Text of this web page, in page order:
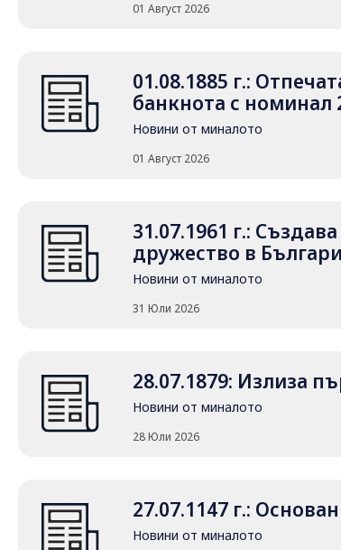
01 Август 2026
01.08.1885 г.:
банкнота с номинал
Новини от миналото
01 Август 2026
31.07.1961 г.:
дружество в
Новини от миналото
31 Юли 2026
28.07.1879: Излиза
Новини от миналото
28 Юли 2026
27.07.1147 г.:
Новини от миналото